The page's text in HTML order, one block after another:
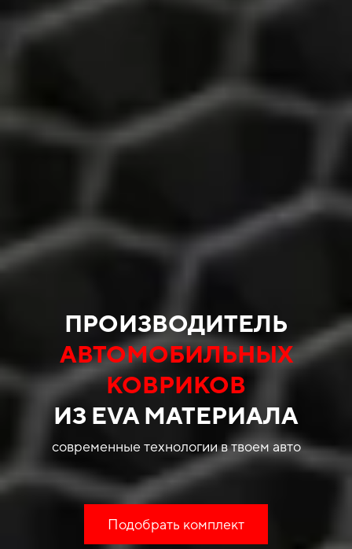
ПРОИЗВОДИТЕЛЬ
АВТОМОБИЛЬНЫХ
КОВРИКОВ
ИЗ EVA МАТЕРИАЛА
современные технологии в твоем авто
Подобрать комплект